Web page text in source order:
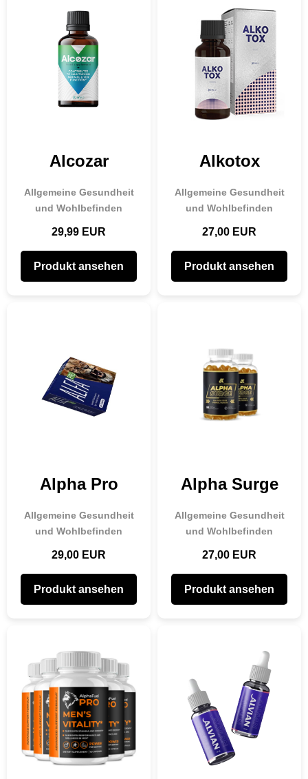
Alcozar
Allgemeine Gesundheit
und Wohlbefinden
29,99 EUR
Produkt ansehen
Alkotox
Allgemeine Gesundheit
und Wohlbefinden
27,00 EUR
Produkt ansehen
Alpha Pro
Allgemeine Gesundheit
und Wohlbefinden
29,00 EUR
Produkt ansehen
Alpha Surge
Allgemeine Gesundheit
und Wohlbefinden
27,00 EUR
Produkt ansehen